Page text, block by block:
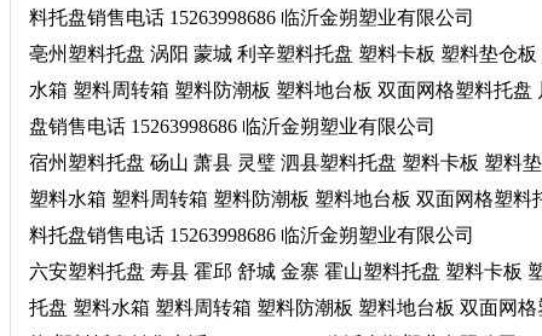
料托盘销售电话 15263998686 临沂金朔塑业有限公司
亳州塑料托盘 涡阳 蒙城 利辛塑料托盘 塑料卡板 塑料垫仓
水箱 塑料周转箱 塑料防潮板 塑料地台板 双面网格塑料托
盘销售电话 15263998686 临沂金朔塑业有限公司
宿州塑料托盘 砀山 萧县 灵璧 泗县塑料托盘 塑料卡板 塑料
塑料水箱 塑料周转箱 塑料防潮板 塑料地台板 双面网格塑
料托盘销售电话 15263998686 临沂金朔塑业有限公司
六安塑料托盘 寿县 霍邱 舒城 金寨 霍山塑料托盘 塑料卡板
托盘 塑料水箱 塑料周转箱 塑料防潮板 塑料地台板 双面网